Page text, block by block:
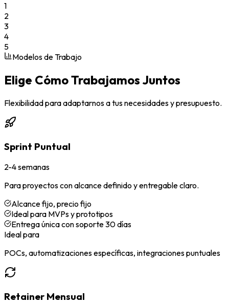
1
2
3
4
5
Modelos de Trabajo
Elige Cómo Trabajamos Juntos
Flexibilidad para adaptarnos a tus necesidades y presupuesto.
Sprint Puntual
2-4 semanas
Para proyectos con alcance definido y entregable claro.
Alcance fijo, precio fijo
Ideal para MVPs y prototipos
Entrega única con soporte 30 días
Ideal para
POCs, automatizaciones específicas, integraciones puntuales
Retainer Mensual